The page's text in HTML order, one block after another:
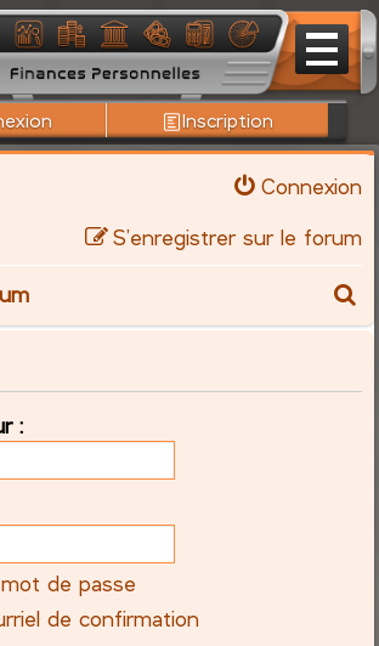
Inscription
Connexion
S’enregistrer sur le forum
c
:
mot de passe
de confirmation